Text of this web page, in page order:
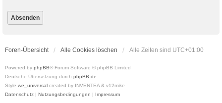
Foren-Übersicht Alle Cookies löschen Alle Zeiten sind UTC+01:00
Powered by phpBB® Forum Software © phpBB Limited
Deutsche Übersetzung durch phpBB.de
Style we_universal created by INVENTEA & v12mike
Datenschutz | Nutzungsbedingungen | Impressum